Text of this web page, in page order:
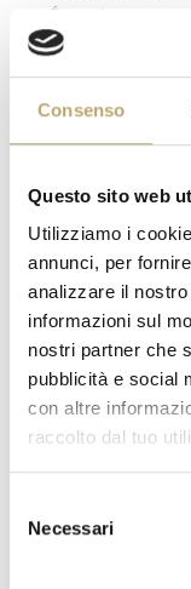
Consenso
Questo sito web
Utilizziamo i
annunci, per
analizzare il
informazioni sul
nostri partner che
pubblicità e social
con altre
raccolto dal tuo
delNecessari
Énergie
Energia / Energy
Énergie
Grassi / Fat /
of which
Carboidrati /
Carbohydrate /
di cui zuccheri /
sugars / dont
Fibre / Fibre /
alimentaires
Proteine /